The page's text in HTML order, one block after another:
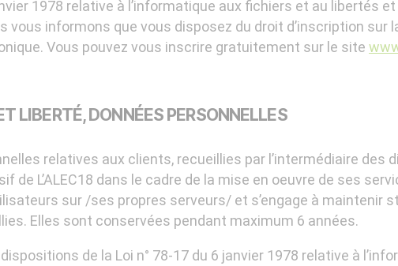
1978 relative à l’informatique aux fichiers et au libertés
vous informons que vous disposez du droit d’inscription sur
Vous pouvez vous inscrire gratuitement sur le site
LIBERTÉ, DONNÉES PERSONNELLES
relatives aux clients, recueillies par l’intermédiaire
de L’ALEC18 dans le cadre de la mise en oeuvre de ses
sur /ses propres serveurs/ et s’engage à maintenir
Elles sont conservées pendant maximum 6 années.
de la Loi n° 78-17 du 6 janvier 1978 relative à